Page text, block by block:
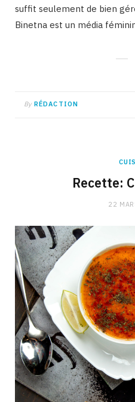
suffit seulement de bien
Binetna est un média
By RÉDACTION
Recette:
22